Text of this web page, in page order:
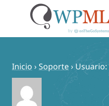
contenido
Inicio ›Soporte›